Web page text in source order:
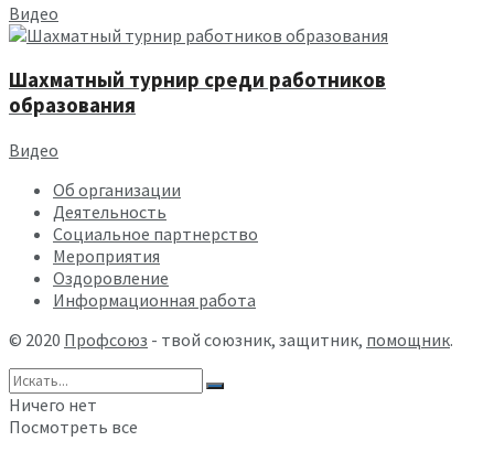
Видео
Шахматный турнир среди работников
образования
Видео
Об организации
Деятельность
Социальное партнерство
Мероприятия
Оздоровление
Информационная работа
© 2020 Профсоюз - твой союзник, защитник, помощник.
Ничего нет
Посмотреть все